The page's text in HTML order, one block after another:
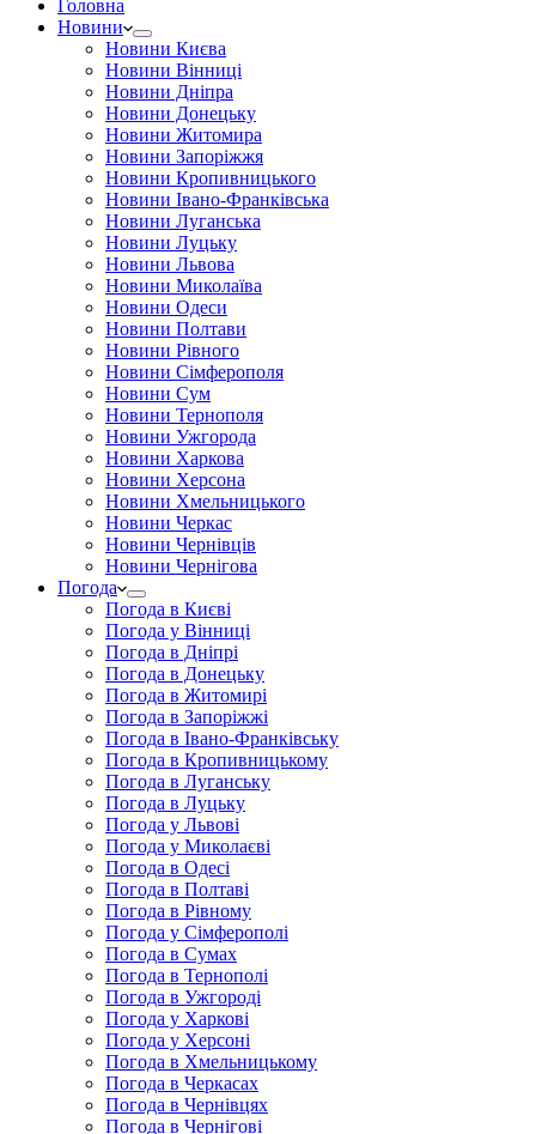
Головна
Новини
Новини Києва
Новини Вінниці
Новини Дніпра
Новини Донецьку
Новини Житомира
Новини Запоріжжя
Новини Кропивницького
Новини Івано-Франківська
Новини Луганська
Новини Луцьку
Новини Львова
Новини Миколаїва
Новини Одеси
Новини Полтави
Новини Рівного
Новини Сімферополя
Новини Сум
Новини Тернополя
Новини Ужгорода
Новини Харкова
Новини Херсона
Новини Хмельницького
Новини Черкас
Новини Чернівців
Новини Чернігова
Погода
Погода в Києві
Погода у Вінниці
Погода в Дніпрі
Погода в Донецьку
Погода в Житомирі
Погода в Запоріжжі
Погода в Івано-Франківську
Погода в Кропивницькому
Погода в Луганську
Погода в Луцьку
Погода у Львові
Погода у Миколаєві
Погода в Одесі
Погода в Полтаві
Погода в Рівному
Погода у Сімферополі
Погода в Сумах
Погода в Тернополі
Погода в Ужгороді
Погода у Харкові
Погода у Херсоні
Погода в Хмельницькому
Погода в Черкасах
Погода в Чернівцях
Погода в Чернігові